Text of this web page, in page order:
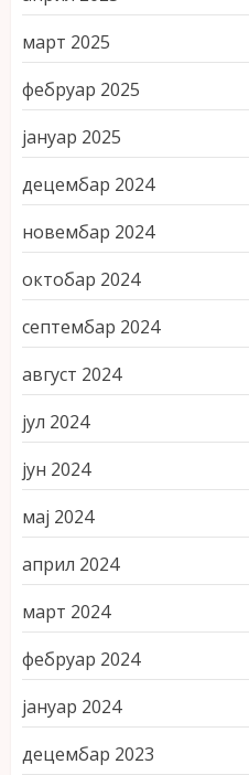
март 2025
фебруар 2025
јануар 2025
децембар 2024
новембар 2024
октобар 2024
септембар 2024
август 2024
јул 2024
јун 2024
мај 2024
април 2024
март 2024
фебруар 2024
јануар 2024
децембар 2023